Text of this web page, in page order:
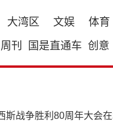
大湾区 文娱 体育
刊 国是直通车 创意
战争胜利80周年大会在